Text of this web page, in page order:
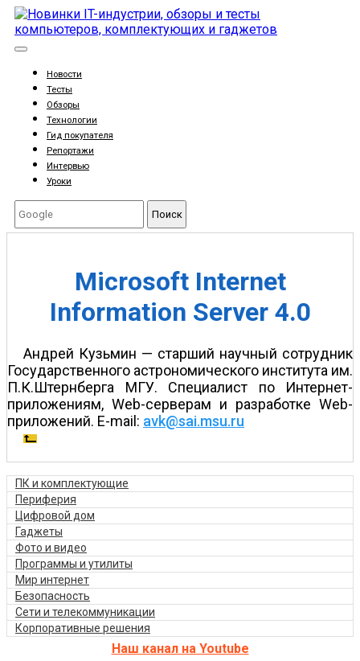
Новости
Тесты
Обзоры
Технологии
Гид покупателя
Репортажи
Интервью
Уроки
Поиск
Microsoft Internet
Information Server 4.0
Андрей Кузьмин — старший научный сотрудник
Государственного астрономического института им.
П.К.Штернберга МГУ. Специалист по Интернет-
приложениям, Web-серверам и разработке Web-
приложений. E-mail: avk@sai.msu.ru
ПК и комплектующие
Периферия
Цифровой дом
Гаджеты
Фото и видео
Программы и утилиты
Мир интернет
Безопасность
Сети и телекоммуникации
Корпоративные решения
Наш канал на Youtube